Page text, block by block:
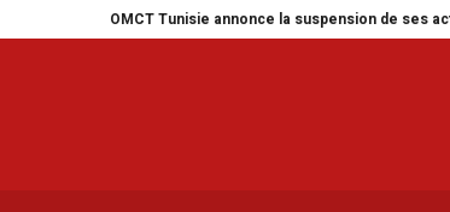
OMCT Tunisie annonce la suspension de ses activités